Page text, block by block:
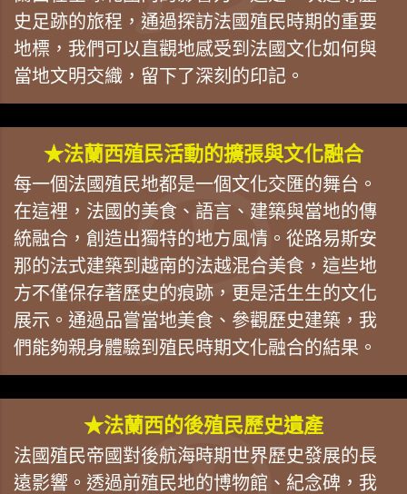
史足跡的旅程，通過探訪法國殖民時期的重要
地標，我們可以直觀地感受到法國文化如何與
當地文明交織，留下了深刻的印記。
★法蘭西殖民活動的擴張與文化融合
每一個法國殖民地都是一個文化交匯的舞台。
在這裡，法國的美食、語言、建築與當地的傳
統融合，創造出獨特的地方風情。從路易斯安
那的法式建築到越南的法越混合美食，這些地
方不僅保存著歷史的痕跡，更是活生生的文化
展示。通過品嘗當地美食、參觀歷史建築，我
們能夠親身體驗到殖民時期文化融合的結果。
★法蘭西的後殖民歷史遺產
法國殖民帝國對後航海時期世界歷史發展的長
遠影響。透過前殖民地的博物館、紀念碑，我